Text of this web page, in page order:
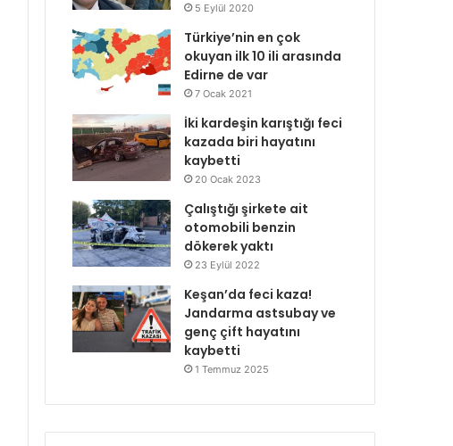
5 Eylül 2020
Türkiye’nin en çok
okuyan ilk 10 ili arasında
Edirne de var
7 Ocak 2021
İki kardeşin karıştığı feci
kazada biri hayatını
kaybetti
20 Ocak 2023
Çalıştığı şirkete ait
otomobili benzin
dökerek yaktı
23 Eylül 2022
Keşan’da feci kaza!
Jandarma astsubay ve
genç çift hayatını
kaybetti
1 Temmuz 2025